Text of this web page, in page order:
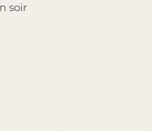
soir